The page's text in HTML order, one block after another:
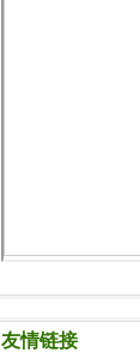
友情链接